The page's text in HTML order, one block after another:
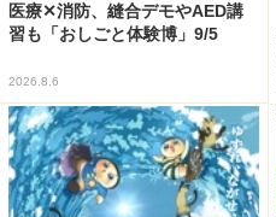
医療✕消防、縫合デモやAED講
習も「おしごと体験博」9/5
2026.8.6